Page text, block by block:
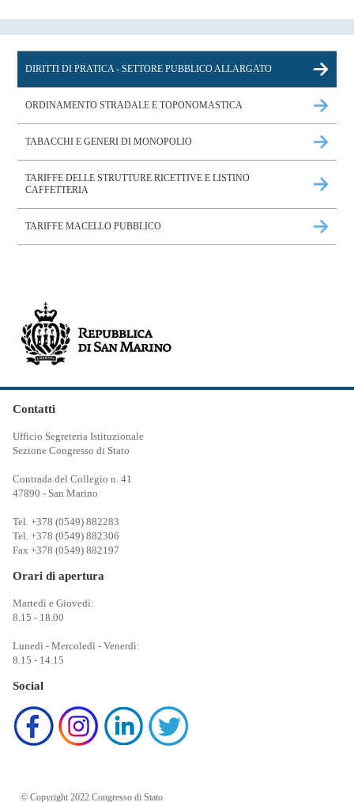
DIRITTI DI PRATICA - SETTORE PUBBLICO ALLARGATO
ORDINAMENTO STRADALE E TOPONOMASTICA
TABACCHI E GENERI DI MONOPOLIO
TARIFFE DELLE STRUTTURE RICETTIVE E LISTINO
CAFFETTERIA
TARIFFE MACELLO PUBBLICO
Contatti
Ufficio Segreteria Istituzionale
Sezione Congresso di Stato
Contrada del Collegio n. 41
47890 - San Marino
Tel. +378 (0549) 882283
Tel. +378 (0549) 882306
Fax +378 (0549) 882197
Orari di apertura
Martedì e Giovedì:
8.15 - 18.00
Lunedì - Mercoledì - Venerdì:
8.15 - 14.15
Social
© Copyright 2022 Congresso di Stato